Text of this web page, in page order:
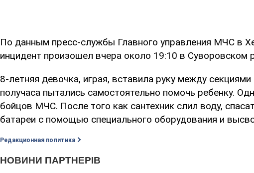
По данным пресс-службы Главного управления МЧС в
инцидент произошел вчера около 19:10 в Суворовском
8-летняя девочка, играя, вставила руку между
получаса пытались самостоятельно помочь ребенку.
бойцов МЧС. После того как сантехник слил воду,
батареи с помощью специального оборудования и
Редакционная политика